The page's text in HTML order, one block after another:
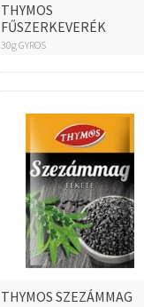
THYMOS
FŰSZERKEVERÉK
30g GYROS
THYMOS SZEZÁMMAG